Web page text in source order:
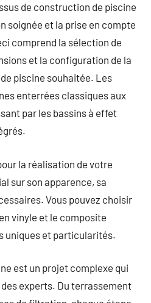
de construction de piscine
soignée et la prise en compte
comprend la sélection de
et la configuration de la
piscine souhaitée. Les
enterrées classiques aux
par les bassins à effet
la réalisation de votre
sur son apparence, sa
Vous pouvez choisir
vinyle et le composite
uniques et particularités.
est un projet complexe qui
experts. Du terrassement